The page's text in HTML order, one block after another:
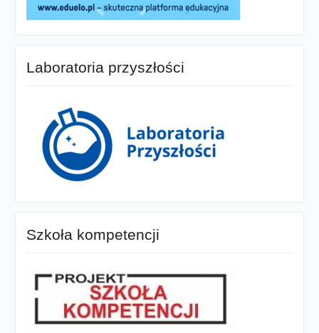
Laboratoria przyszłości
Szkoła kompetencji